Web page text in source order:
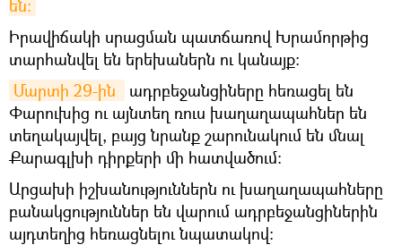
են:
Իրավիճակի սրացման պատճառով Խրամորթից
տարհանվել են երեխաներն ու կանայք։
Մարտի 29-ին
ադրբեջանցիները հեռացել են
Փարուխից ու այնտեղ ռուս խաղաղապահներ են
տեղակայվել, բայց նրանք շարունակում են մնալ
Քարագլխի դիրքերի մի հատվածում։
Արցախի իշխանություններն ու խաղաղապահները
բանակցություններ են վարում ադրբեջանցիներին
այդտեղից հեռացնելու նպատակով։